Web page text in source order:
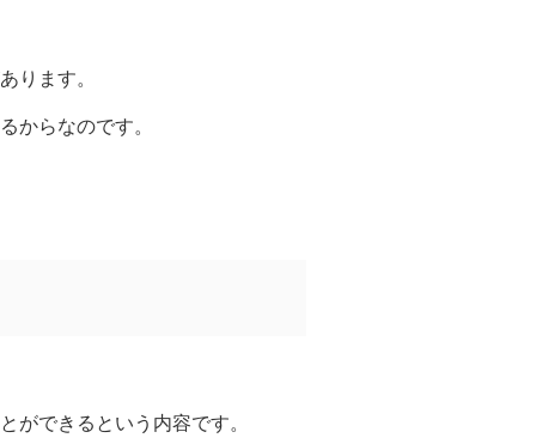
ります。
からなのです。
ができるという内容です。